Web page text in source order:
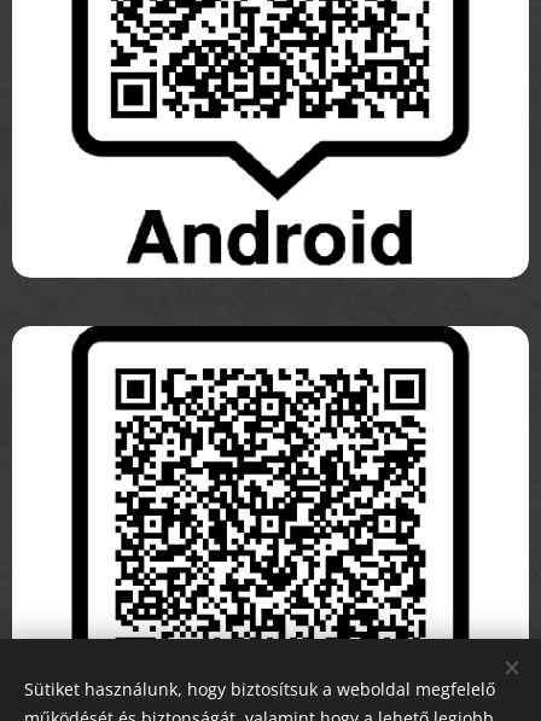
Sütiket használunk, hogy biztosítsuk a weboldal megfelelő